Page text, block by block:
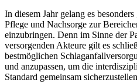
In diesem Jahr gelang es
Pflege und Nachsorge zur
einzubringen. Denn im Sinne der
versorgenden Akteure gilt es
bestmöglichen
und anzupassen, um die
Standard gemeinsam